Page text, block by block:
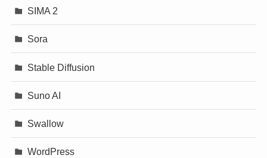
SIMA 2
Sora
Stable Diffusion
Suno AI
Swallow
WordPress